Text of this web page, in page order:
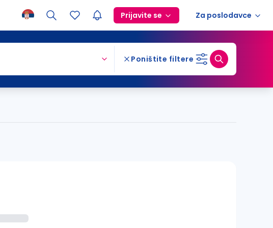
Prijavite se Za poslodavce
Poništite filtere